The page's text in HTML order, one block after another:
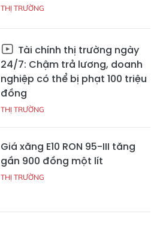
THỊ TRƯỜNG
Tài chính thị trường ngày
24/7: Chậm trả lương, doanh
nghiệp có thể bị phạt 100 triệu
đồng
THỊ TRƯỜNG
Giá xăng E10 RON 95-III tăng
gần 900 đồng một lít
THỊ TRƯỜNG